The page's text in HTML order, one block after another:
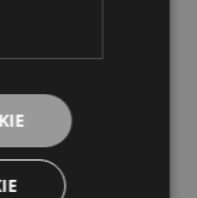
DO KOSZYKA